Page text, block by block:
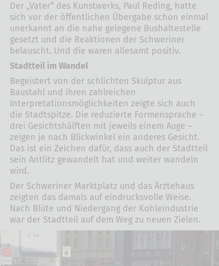
Der „Vater“ des Kunstwerks, Paul Reding, hatte
sich vor der öffentlichen Übergabe schon einmal
unerkannt an die nahe gelegene Bushaltestelle
gesetzt und die Reaktionen der Schweriner
belauscht. Und die waren allesamt positiv.
Stadtteil im Wandel
Begeistert von der schlichten Skulptur aus
Baustahl und ihren zahlreichen
Interpretationsmöglichkeiten zeigte sich auch
die Stadtspitze. Die reduzierte Formensprache –
drei Gesichtshälften mit jeweils einem Auge –
zeigen je nach Blickwinkel ein anderes Gesicht.
Das ist ein Zeichen dafür, dass auch der Stadtteil
sein Antlitz gewandelt hat und weiter wandeln
wird.
Der Schweriner Marktplatz und das Ärztehaus
zeigten das damals auf eindrucksvolle Weise.
Nach Blüte und Niedergang der Kohleindustrie
war der Stadtteil auf dem Weg zu neuen Zielen.